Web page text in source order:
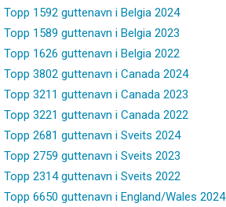
Topp 1592 guttenavn i Belgia 2024
Topp 1589 guttenavn i Belgia 2023
Topp 1626 guttenavn i Belgia 2022
Topp 3802 guttenavn i Canada 2024
Topp 3211 guttenavn i Canada 2023
Topp 3221 guttenavn i Canada 2022
Topp 2681 guttenavn i Sveits 2024
Topp 2759 guttenavn i Sveits 2023
Topp 2314 guttenavn i Sveits 2022
Topp 6650 guttenavn i England/Wales 2024